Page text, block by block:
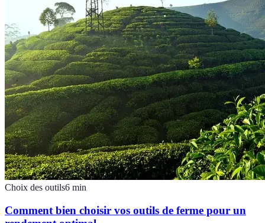
Choix des outils6 min
Comment bien choisir vos outils de ferme pour un